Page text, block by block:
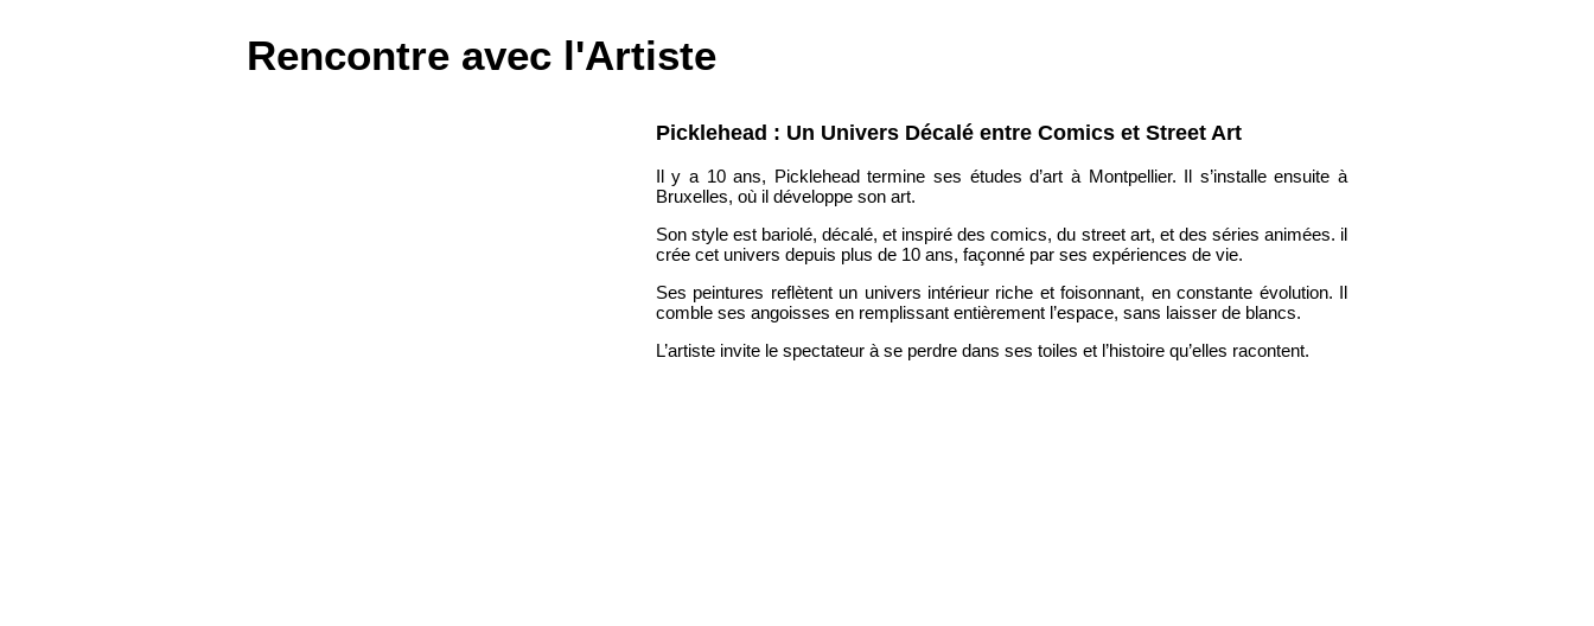
Rencontre avec l'Artiste
Picklehead : Un Univers Décalé entre Comics et Street Art
Il y a 10 ans, Picklehead termine ses études d’art à Montpellier. Il s’installe ensuite à
Bruxelles, où il développe son art.
Son style est bariolé, décalé, et inspiré des comics, du street art, et des séries animées. il
crée cet univers depuis plus de 10 ans, façonné par ses expériences de vie.
Ses peintures reflètent un univers intérieur riche et foisonnant, en constante évolution. Il
comble ses angoisses en remplissant entièrement l’espace, sans laisser de blancs.
L’artiste invite le spectateur à se perdre dans ses toiles et l’histoire qu’elles racontent.